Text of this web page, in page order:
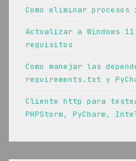
Como eliminar
Actualizar a Windows
requisitos
Como manejar las
requirements.txt y
Cliente http para
PHPStorm, PyCharm,